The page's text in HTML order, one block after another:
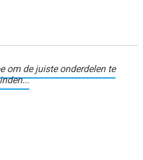
om de juiste onderdelen te